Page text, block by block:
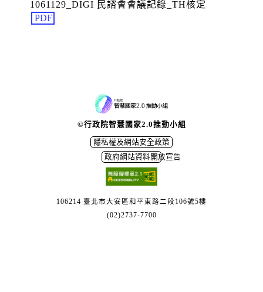
1061129_DIGI 民諮會會議記錄_TH核定
PDF
©行政院智慧國家2.0推動小組
隱私權及網站安全政策
政府網站資料開放宣告
106214 臺北市大安區和平東路二段106號5樓
(02)2737-7700